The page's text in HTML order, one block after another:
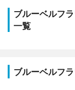
ブルーベルフ
一覧
ブルーベルフ